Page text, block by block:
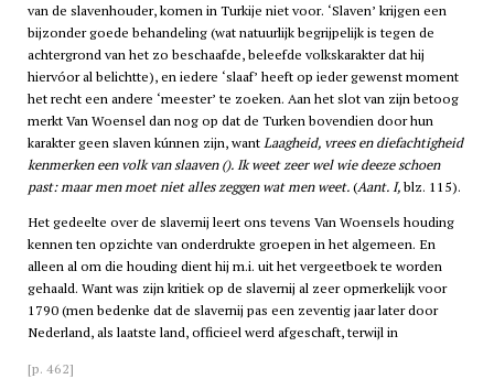
van de slavenhouder, komen in Turkije niet voor. ‘Slaven’ krijgen een
bijzonder goede behandeling (wat natuurlijk begrijpelijk is tegen de
achtergrond van het zo beschaafde, beleefde volkskarakter dat hij
hiervóor al belichtte), en iedere ‘slaaf’ heeft op ieder gewenst moment
het recht een andere ‘meester’ te zoeken. Aan het slot van zijn betoog
merkt Van Woensel dan nog op dat de Turken bovendien door hun
karakter geen slaven kúnnen zijn, wantLaagheid, vrees en diefachtigheid
kenmerken een volk van slaaven (). Ik weet zeer wel wie deeze schoen
past: maar men moet niet alles zeggen wat men weet.(Aant. I,blz. 115).
Het gedeelte over de slavernij leert ons tevens Van Woensels houding
kennen ten opzichte van onderdrukte groepen in het algemeen. En
alleen al om die houding dient hij m.i. uit het vergeetboek te worden
gehaald. Want was zijn kritiek op de slavernij al zeer opmerkelijk voor
1790 (men bedenke dat de slavernij pas een zeventig jaar later door
Nederland, als laatste land, officieel werd afgeschaft, terwijl in
[p. 462]